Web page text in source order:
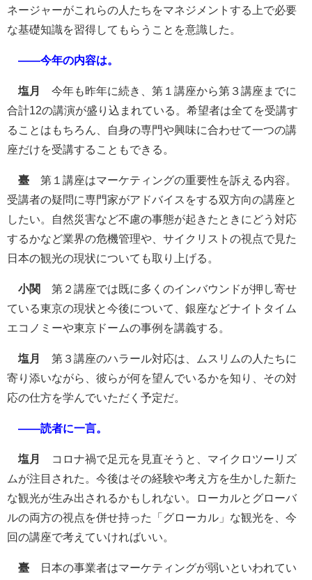
ネージャーがこれらの人たちをマネジメントする上で必要
な基礎知識を習得してもらうことを意識した。
――今年の内容は。
塩月 今年も昨年に続き、第１講座から第３講座までに
合計12の講演が盛り込まれている。希望者は全てを受講す
ることはもちろん、自身の専門や興味に合わせて一つの講
座だけを受講することもできる。
臺 第１講座はマーケティングの重要性を訴える内容。
受講者の疑問に専門家がアドバイスをする双方向の講座と
したい。自然災害など不慮の事態が起きたときにどう対応
するかなど業界の危機管理や、サイクリストの視点で見た
日本の観光の現状についても取り上げる。
小関 第２講座では既に多くのインバウンドが押し寄せ
ている東京の現状と今後について、銀座などナイトタイム
エコノミーや東京ドームの事例を講義する。
塩月 第３講座のハラール対応は、ムスリムの人たちに
寄り添いながら、彼らが何を望んでいるかを知り、その対
応の仕方を学んでいただく予定だ。
――読者に一言。
塩月
コロナ禍で足元を見直そうと、マイクロツーリズ
ムが注目された。今後はその経験や考え方を生かした新た
な観光が生み出されるかもしれない。ローカルとグローバ
ルの両方の視点を併せ持った「グローカル」な観光を、今
回の講座で考えていければいい。
臺 日本の事業者はマーケティングが弱いといわれてい